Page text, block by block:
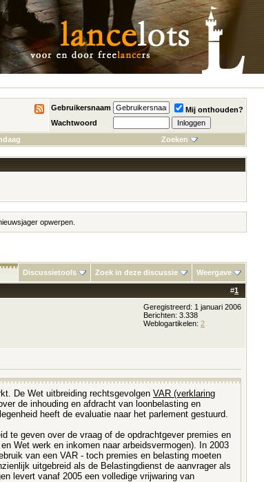
Gebruikersnaam
Mij onthouden?
Wachtwoord
Zoeken
opwerpen.
Discussietools Zoek in deze discussie Weergave
#1
Geregistreerd: 1 januari 2006
Berichten: 3.338
Weblogartikelen: 2
De Wet uitbreiding rechtsgevolgen VAR (verklaring
de inhouding en afdracht van loonbelasting en
heeft de evaluatie naar het parlement gestuurd.
te geven over de vraag of de opdrachtgever premies en
Wet werk en inkomen naar arbeidsvermogen). In 2003
van een VAR - toch premies en belasting moeten
uitgebreid als de Belastingdienst de aanvrager als
levert vanaf 2005 een volledige vrijwaring van